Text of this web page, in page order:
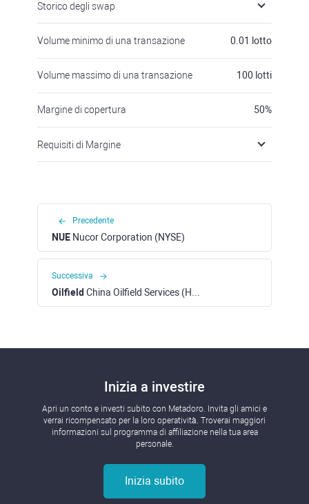
Storico degli swap
Volume minimo di una transazione 0.01 lotto
Volume massimo di una transazione 100 lotti
Margine di copertura 50%
Requisiti di Margine
Precedente
NUE Nucor Corporation (NYSE)
Successiva
Oilfield China Oilfield Services (HKEX)
Inizia a investire
Apri un conto e investi subito con Metadoro. Invita gli amici e
verrai ricompensato per la loro operatività. Troverai maggiori
informazioni sul programma di affiliazione nella tua area
personale.
Inizia subito